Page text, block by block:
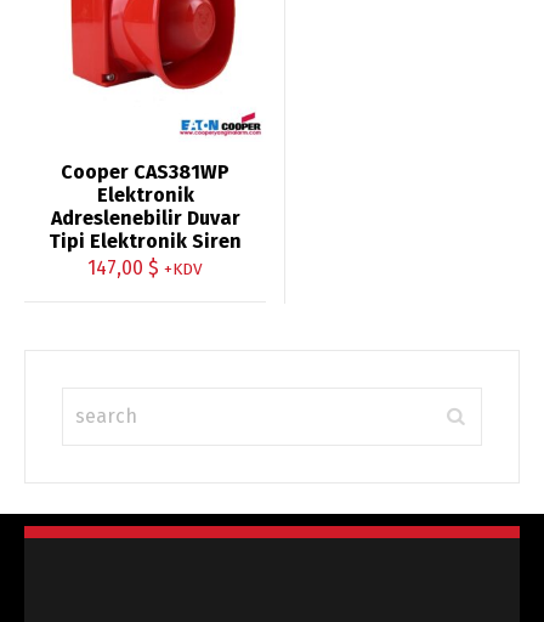
Cooper CAS381WP
Elektronik
Adreslenebilir Duvar
Tipi Elektronik Siren
147,00 $ +KDV